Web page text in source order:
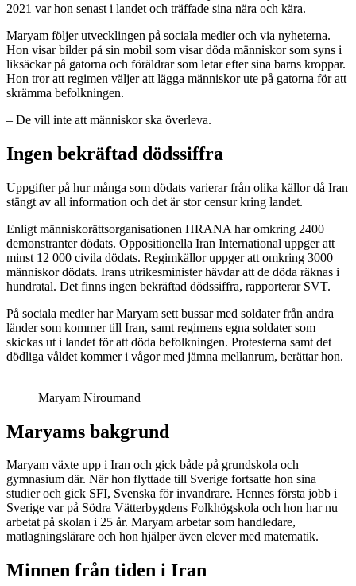
2021 var hon senast i landet och träffade sina nära och kära.
Maryam följer utvecklingen på sociala medier och via nyheterna.
Hon visar bilder på sin mobil som visar döda människor som syns i
liksäckar på gatorna och föräldrar som letar efter sina barns kroppar.
Hon tror att regimen väljer att lägga människor ute på gatorna för att
skrämma befolkningen.
– De vill inte att människor ska överleva.
Ingen bekräftad dödssiffra
Uppgifter på hur många som dödats varierar från olika källor då Iran
stängt av all information och det är stor censur kring landet.
Enligt människorättsorganisationen HRANA har omkring 2400
demonstranter dödats. Oppositionella Iran International uppger att
minst 12 000 civila dödats. Regimkällor uppger att omkring 3000
människor dödats. Irans utrikesminister hävdar att de döda räknas i
hundratal. Det finns ingen bekräftad dödssiffra, rapporterar SVT.
På sociala medier har Maryam sett bussar med soldater från andra
länder som kommer till Iran, samt regimens egna soldater som
skickas ut i landet för att döda befolkningen. Protesterna samt det
dödliga våldet kommer i vågor med jämna mellanrum, berättar hon.
Maryam Niroumand
Maryams bakgrund
Maryam växte upp i Iran och gick både på grundskola och
gymnasium där. När hon flyttade till Sverige fortsatte hon sina
studier och gick SFI, Svenska för invandrare. Hennes första jobb i
Sverige var på Södra Vätterbygdens Folkhögskola och hon har nu
arbetat på skolan i 25 år. Maryam arbetar som handledare,
matlagningslärare och hon hjälper även elever med matematik.
Minnen från tiden i Iran